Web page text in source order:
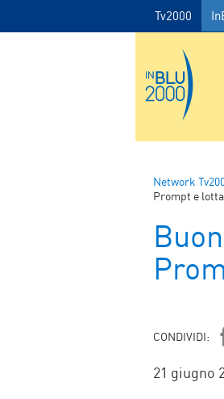
Tv2000
Network
Prompt e
CONDIVIDI:
21 giugno